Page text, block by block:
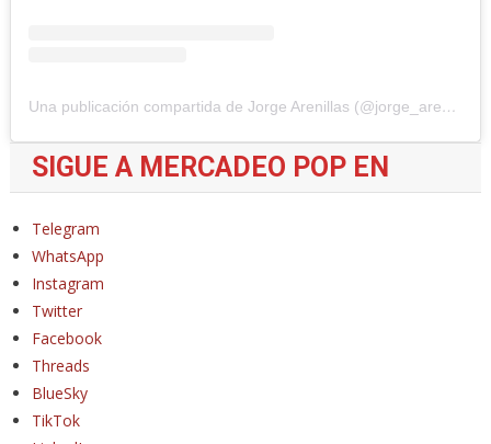
Una publicación compartida de Jorge Arenillas (@jorge_arenillas)
SIGUE A MERCADEO POP EN
Telegram
WhatsApp
Instagram
Twitter
Facebook
Threads
BlueSky
TikTok